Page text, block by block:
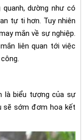
dường như có
tự ti hơn. Tuy nhiên
mắn về sự nghiệp.
liên quan tới việc
là biểu tượng của sự
sẽ sớm đơm hoa kết